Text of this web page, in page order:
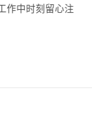
作中时刻留心注